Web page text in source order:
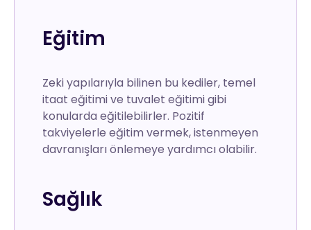
Eğitim
Zeki yapılarıyla bilinen bu kediler, temel
itaat eğitimi ve tuvalet eğitimi gibi
konularda eğitilebilirler. Pozitif
takviyelerle eğitim vermek, istenmeyen
davranışları önlemeye yardımcı olabilir.
Sağlık